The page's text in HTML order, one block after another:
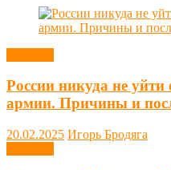
России никуда не
армии. Причины и
20.02.2025 Игорь Бродяга